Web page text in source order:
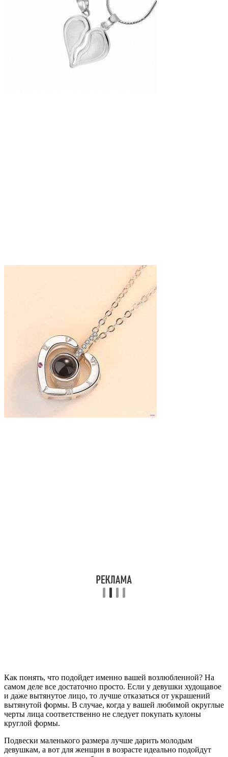
Как понять, что подойдет именно вашей возлюбленной? На
самом деле все достаточно просто. Если у девушки худощавое
и даже вытянутое лицо, то лучше отказаться от украшений
вытянутой формы. В случае, когда у вашей любимой округлые
черты лица соответственно не следует покупать кулоны
круглой формы.
Подвески маленького размера лучше дарить молодым
девушкам, а вот для женщин в возрасте идеально подойдут